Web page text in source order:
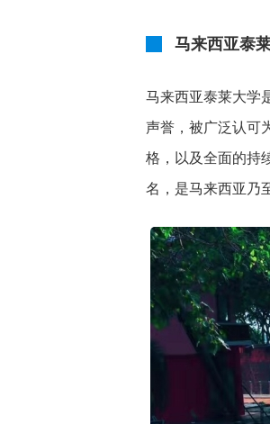
马来西亚泰
马来西亚泰莱大学
声誉，被广泛认可
格，以及全面的持
名，是马来西亚乃